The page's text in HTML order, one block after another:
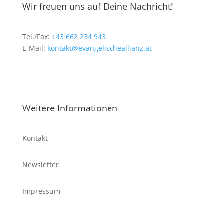
Wir freuen uns auf Deine Nachricht!
Tel./Fax: +43 662 234 943
E-Mail: kontakt@evangelischeallianz.at
Weitere Informationen
Kontakt
Newsletter
Impressum